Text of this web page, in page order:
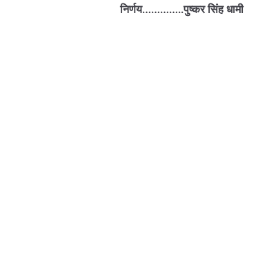
निर्णय…………..पुष्कर सिंह धामी